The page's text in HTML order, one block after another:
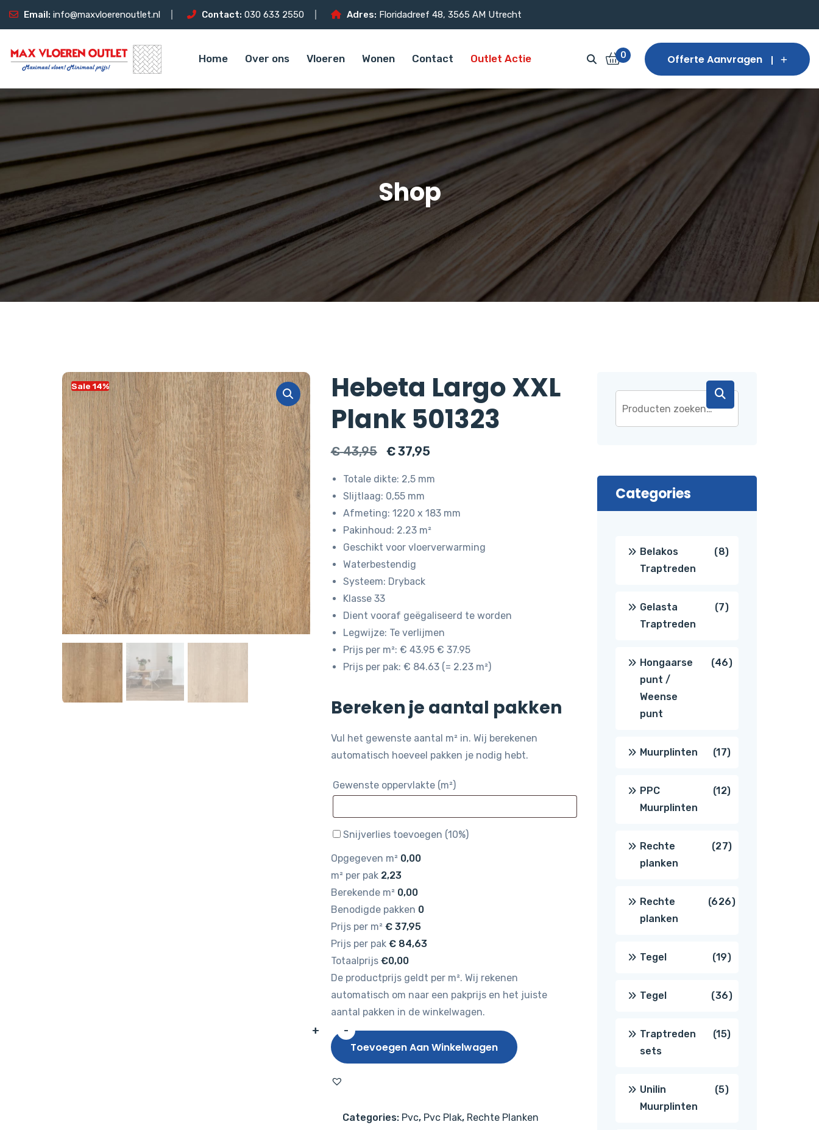
Email: info@maxvloerenoutlet.nl Contact: 030 633 2550 Adres: Floridadreef 48, 3565 AM Utrecht
Home Over ons Vloeren Wonen Contact Outlet Actie 0 Offerte Aanvragen
Shop
Sale 14%
Hebeta Largo XXL
Plank 501323
€43,95
Oorspronkelijke
was:
€ 43,95.
€37,95Huidige
€ 37,95.
Totale dikte: 2,5 mm
Slijtlaag: 0,55 mm
Afmeting: 1220 x 183 mm
Pakinhoud: 2.23 m²
Geschikt voor vloerverwarming
Waterbestendig
Systeem: Dryback
Klasse 33
Dient vooraf geëgaliseerd te worden
Legwijze: Te verlijmen
Prijs per m²: € 43.95 € 37.95
Prijs per pak: € 84.63 (= 2.23 m²)
Bereken je aantal pakken
Vul het gewenste aantal m² in. Wij berekenen
automatisch hoeveel pakken je nodig hebt.
Gewenste oppervlakte (m²)
Snijverlies toevoegen (10%)
Opgegeven m² 0,00
m² per pak 2,23
Berekende m² 0,00
Benodigde pakken 0
Prijs per m² €37,95
Prijs per pak €84,63
Totaalprijs €0,00
De productprijs geldt per m². Wij rekenen
automatisch om naar een pakprijs en het juiste
aantal pakken in de winkelwagen.
-
Hebeta
Largo
Plank
aantal
+
Toevoegen Aan Winkelwagen
Categories: Pvc, Pvc Plak, Rechte Planken
Categories
Belakos
Traptreden
88
Gelasta
Traptreden
77
Hongaarse
punt /
Weense
punt
4646
Muurplinten 1717
producten
PPC
Muurplinten
1212
Rechte
planken
2727
Rechte
planken
626626
Tegel 1919
producten
Tegel 3636
producten
Traptreden
sets
1515
Unilin
Muurplinten
55